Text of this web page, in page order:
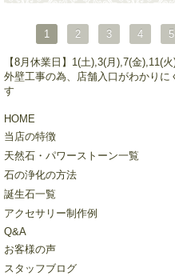
1 2 3 4 5
【8月休業日】1(土),3(月),7(金),11(
外壁工事の為、店舗入口がわかりに
す
HOME
当店の特徴
天然石・パワーストーン一覧
石の浄化の方法
誕生石一覧
アクセサリー制作例
Q&A
お客様の声
スタッフブログ